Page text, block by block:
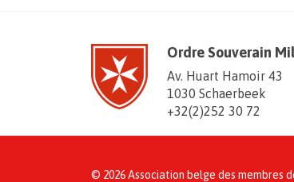
Ordre Souverain
Av. Huart Hamoir 43
1030 Schaerbeek
+32(2)252 30 72
© 2026 Association belge des membres